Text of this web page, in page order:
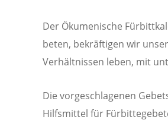
Der Ökumenische
beten, bekräftigen wir
Verhältnissen leben, mit
Die vorgeschlagenen
Hilfsmittel für